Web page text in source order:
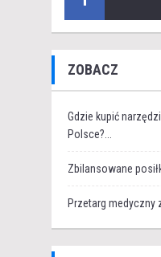
ZOBACZ
Gdzie kupić
Polsce?...
Zbilansowane
Przetarg medyczny